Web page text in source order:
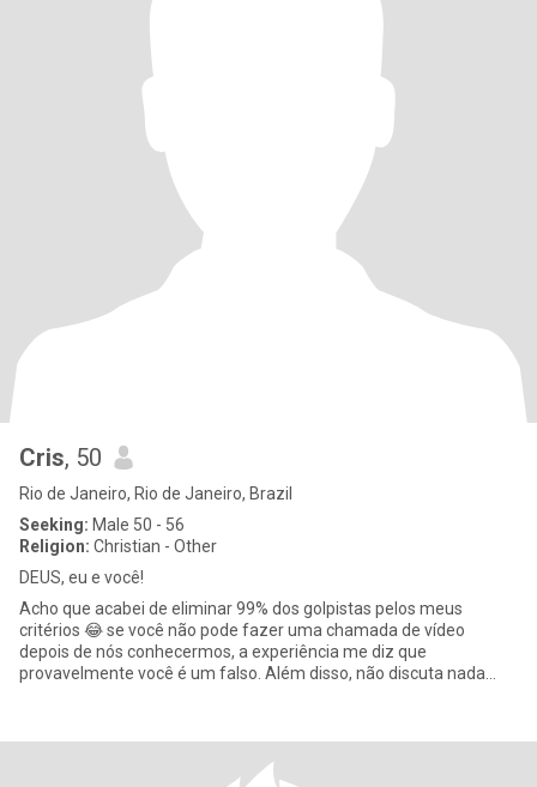
Cris, 50
Rio de Janeiro, Rio de Janeiro, Brazil
Seeking: Male 50 - 56
Religion: Christian - Other
DEUS, eu e você!
Acho que acabei de eliminar 99% dos golpistas pelos meus
critérios 😂 se você não pode fazer uma chamada de vídeo
depois de nós conhecermos, a experiência me diz que
provavelmente você é um falso. Além disso, não discuta nada